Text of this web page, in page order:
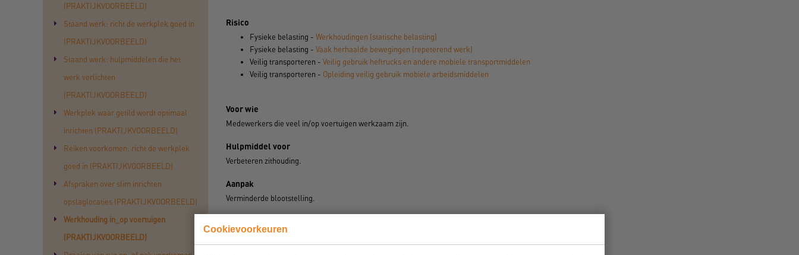
Cookievoorkeuren
(PRAKTIJKVOORBEELD)
Staand werk: richt de werkplek goed in
(PRAKTIJKVOORBEELD)
Staand werk: hulpmiddelen die het
werk verlichten
(PRAKTIJKVOORBEELD)
Werkplek waar getild wordt optimaal
inrichten (PRAKTIJKVOORBEELD)
Reiken voorkomen: richt de werkplek
goed in (PRAKTIJKVOORBEELD)
Afspraken over slim inrichten
opslaglocaties (PRAKTIJKVOORBEELD)
Werkhouding in_op voertuigen
(PRAKTIJKVOORBEELD)
Risico
Fysieke belasting - Werkhoudingen (statische belasting)
Fysieke belasting - Vaak herhaalde bewegingen (repeterend werk)
Veilig transporteren - Veilig gebruik heftrucks en andere mobiele transportmiddelen
Veilig transporteren - Opleiding veilig gebruik mobiele arbeidsmiddelen
Voor wie
Medewerkers die veel in/op voertuigen werkzaam zijn.
Hulpmiddel voor
Verbeteren zithouding.
Aanpak
Verminderde blootstelling.
Technische oplossing.